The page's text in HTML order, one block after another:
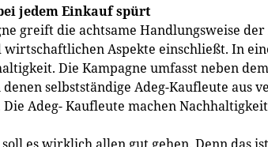
jedem Einkauf spürt
greift die achtsame Handlungsweise
wirtschaftlichen Aspekte einschließt. In
Die Kampagne umfasst neben
denen selbstständige Adeg-Kaufleute aus
Adeg- Kaufleute machen